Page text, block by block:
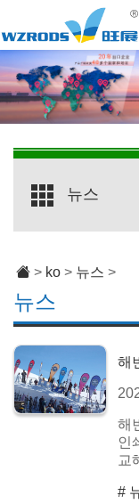
뉴스
> ko > 뉴스 >
해
그
해
인
교
#
뉴스